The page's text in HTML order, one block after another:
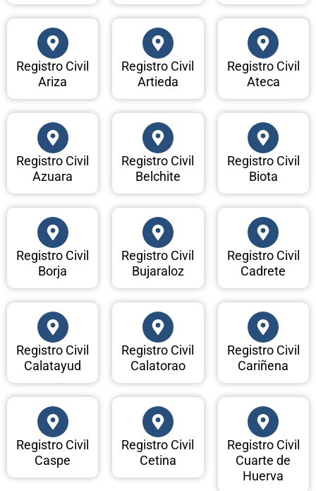
Registro Civil
Ariza
Registro Civil
Artieda
Registro Civil
Ateca
Registro Civil
Azuara
Registro Civil
Belchite
Registro Civil
Biota
Registro Civil
Borja
Registro Civil
Bujaraloz
Registro Civil
Cadrete
Registro Civil
Calatayud
Registro Civil
Calatorao
Registro Civil
Cariñena
Registro Civil
Caspe
Registro Civil
Cetina
Registro Civil
Cuarte de
Huerva